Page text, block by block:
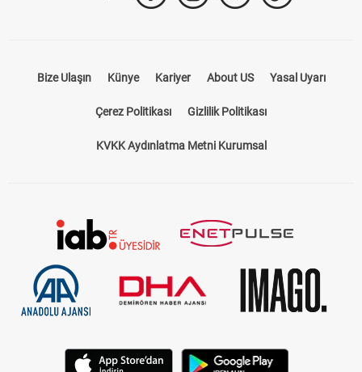
Bize Ulaşın Künye Kariyer About US Yasal Uyarı
Çerez Politikası Gizlilik Politikası
KVKK Aydınlatma Metni Kurumsal